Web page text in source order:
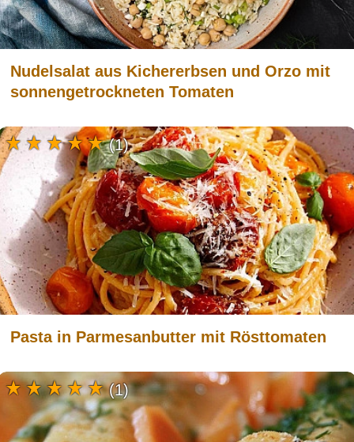
Nudelsalat aus Kichererbsen und Orzo mit
sonnengetrockneten Tomaten
Pasta in Parmesanbutter mit Rösttomaten
(1)
(1)